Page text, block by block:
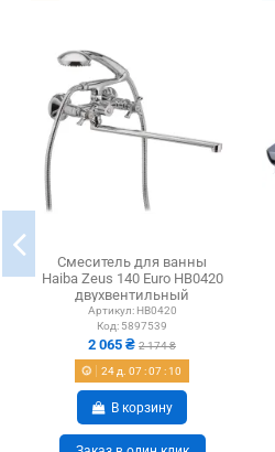
Смеситель для ванны
Haiba Zeus 140 Euro HB0420
двухвентильный
Артикул: HB0420
Код: 5897539
2 065 ₴ 2 174 ₴
24д. 07:07: 10
В корзину